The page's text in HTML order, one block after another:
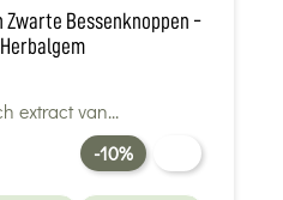
Zwarte Bessenknoppen -
-10%